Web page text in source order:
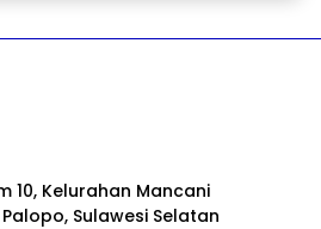
10, Kelurahan Mancani
Sulawesi Selatan